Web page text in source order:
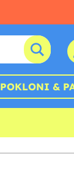
POKLONI &